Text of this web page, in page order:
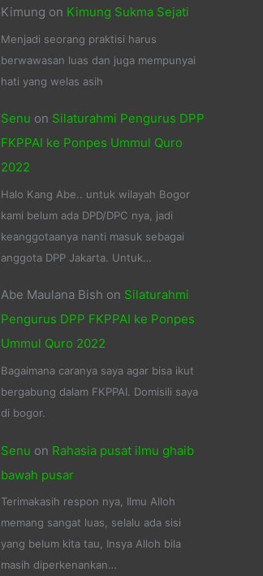
Kimung on Kimung Sukma Sejati
Menjadi seorang praktisi harus
berwawasan luas dan juga mempunyai
hati yang welas asih
Senu on Silaturahmi Pengurus DPP
FKPPAI ke Ponpes Ummul Quro
2022
Halo Kang Abe.. untuk wilayah Bogor
kami belum ada DPD/DPC nya, jadi
keanggotaanya nanti masuk sebagai
anggota DPP Jakarta. Untuk…
Abe Maulana Bish on Silaturahmi
Pengurus DPP FKPPAI ke Ponpes
Ummul Quro 2022
Bagaimana caranya saya agar bisa ikut
bergabung dalam FKPPAI. Domisili saya
di bogor.
Senu on Rahasia pusat ilmu ghaib
bawah pusar
Terimakasih respon nya, Ilmu Alloh
memang sangat luas, selalu ada sisi
yang belum kita tau, Insya Alloh bila
masih diperkenankan…